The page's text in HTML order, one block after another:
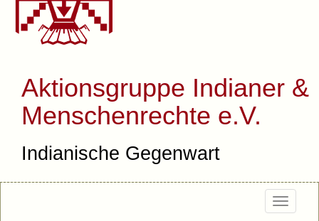
Aktionsgruppe Indianer &
Menschenrechte e.V.
Indianische Gegenwart